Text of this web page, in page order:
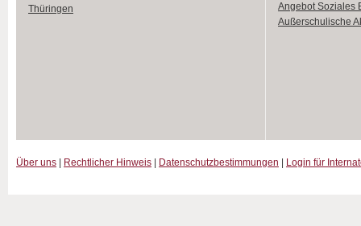
Thüringen
Angebot Soziales
Außerschulische
Über uns Rechtlicher Hinweis Datenschutzbestimmungen Login für